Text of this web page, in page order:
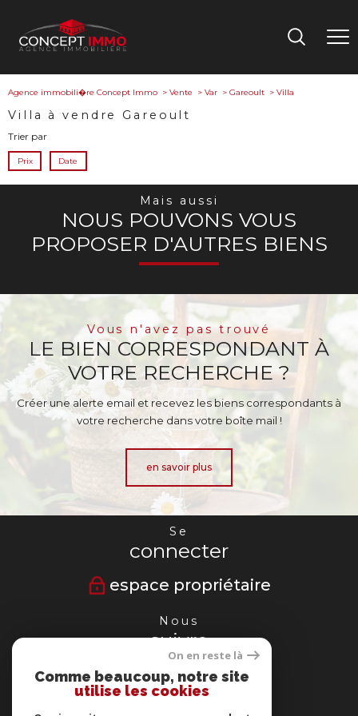
Agence immobili�re Concept Immo Vente Var Gareoult Villa
Villa à vendre Gareoult
Trier par
Prix Date
Mais aussi
NOUS POUVONS VOUS
PROPOSER D'AUTRES BIENS
Vous n'avez pas trouvé
LE BIEN CORRESPONDANT À
VOTRE RECHERCHE ?
Créer une alerte email et recevez les biens correspondants à
votre recherche dans votre boîte mail !
en savoir plus
Se
connecter
espace propriétaire
Nous
suivre
On en reste là
Comme beaucoup, notre site
utilise les cookies